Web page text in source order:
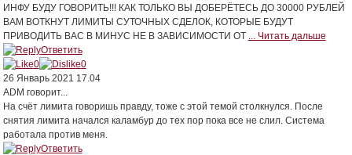
ИНФУ БУДУ ГОВОРИТЬ!!! КАК ТОЛЬКО ВЫ ДОБЕРЁТЕСЬ ДО 30000 РУБЛЕЙ
ВАМ ВОТКНУТ ЛИМИТЫ СУТОЧНЫХ СДЕЛОК, КОТОРЫЕ БУДУТ
ПРИВОДИТЬ ВАС В МИНУС НЕ В ЗАВИСИМОСТИ ОТ
... Читать дальше
Ответить
0
0
26 Январь 2021 17.04
ADM говорит...
На счёт лимита говоришь правду, тоже с этой темой столкнулся. После
снятия лимита начался каламбур до тех пор пока все не слил. Система
работала против меня.
Ответить